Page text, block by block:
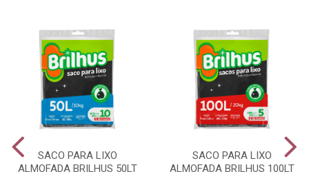
SACO PARA LIXO
ALMOFADA BRILHUS 50LT
SACO PARA LIXO
ALMOFADA BRILHUS 100LT